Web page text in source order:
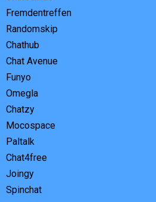
Fremdentreffen
Randomskip
Chathub
Chat Avenue
Funyo
Omegla
Chatzy
Mocospace
Paltalk
Chat4free
Joingy
Spinchat